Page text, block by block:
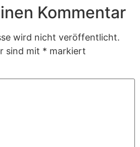
Kommentar
wird nicht veröffentlicht.
sind mit * markiert